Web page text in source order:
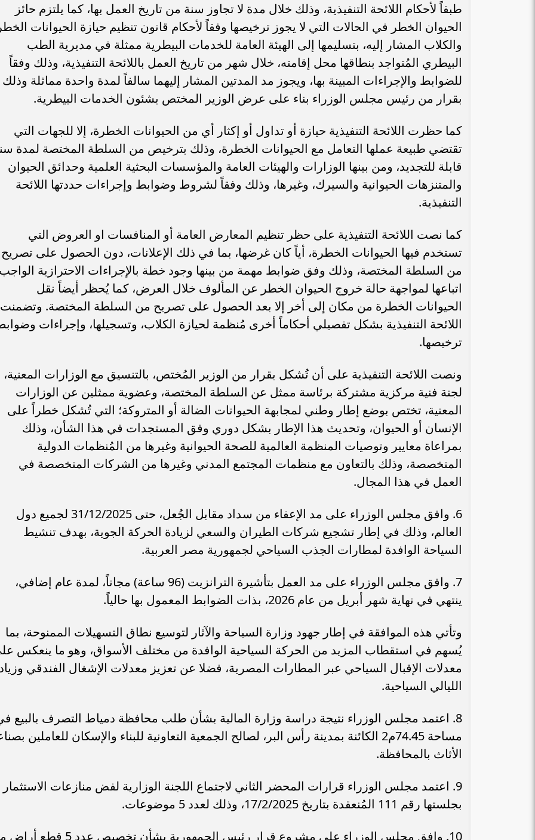
طبقاً لأحكام اللائحة التنفيذية، وذلك خلال مدة لا تجاوز سنة من تاريخ العمل بها، كما يلتزم حائز
الحيوان الخطر في الحالات التي لا يجوز ترخيصها وفقاً لأحكام قانون تنظيم حيازة الحيوانات
والكلاب المشار إليه، بتسليمها إلى الهيئة العامة للخدمات البيطرية ممثلة في مديرية الطب
البيطري المُتواجد بنطاقها محل إقامته، خلال شهر من تاريخ العمل باللائحة التنفيذية، وذلك وفقاً
للضوابط والإجراءات المبينة بها، ويجوز مد المدتين المشار إليهما سالفاً لمدة واحدة مماثلة وذلك
بقرار من رئيس مجلس الوزراء بناء على عرض الوزير المختص بشئون الخدمات البيطرية.
كما حظرت اللائحة التنفيذية حيازة أو تداول أو إكثار أي من الحيوانات الخطرة، إلا للجهات التي
تقتضي طبيعة عملها التعامل مع الحيوانات الخطرة، وذلك بترخيص من السلطة المختصة لمدة
قابلة للتجديد، ومن بينها الوزارات والهيئات العامة والمؤسسات البحثية العلمية وحدائق الحيوان
والمتنزهات الحيوانية والسيرك، وغيرها، وذلك وفقاً لشروط وضوابط وإجراءات حددتها اللائحة
التنفيذية.
كما نصت اللائحة التنفيذية على حظر تنظيم المعارض العامة أو المنافسات او العروض التي
تستخدم فيها الحيوانات الخطرة، أياً كان غرضها، بما في ذلك الإعلانات، دون الحصول على تصريح
من السلطة المختصة، وذلك وفق ضوابط مهمة من بينها وجود خطة بالإجراءات الاحترازية
اتباعها لمواجهة حالة خروج الحيوان الخطر عن المألوف خلال العرض، كما يُحظر أيضاً نقل
الحيوانات الخطرة من مكان إلى أخر إلا بعد الحصول على تصريح من السلطة المختصة. وتضمنت
اللائحة التنفيذية بشكل تفصيلي أحكاماً أخرى مُنظمة لحيازة الكلاب، وتسجيلها، وإجراءات
ترخيصها.
ونصت اللائحة التنفيذية على أن تُشكل بقرار من الوزير المُختص، بالتنسيق مع الوزارات المعنية،
لجنة فنية مركزية مشتركة برئاسة ممثل عن السلطة المختصة، وعضوية ممثلين عن الوزارات
المعنية، تختص بوضع إطار وطني لمجابهة الحيوانات الضالة أو المتروكة؛ التي تُشكل خطراً على
الإنسان أو الحيوان، وتحديث هذا الإطار بشكل دوري وفق المستجدات في هذا الشأن، وذلك
بمراعاة معايير وتوصيات المنظمة العالمية للصحة الحيوانية وغيرها من المُنظمات الدولية
المتخصصة، وذلك بالتعاون مع منظمات المجتمع المدني وغيرها من الشركات المتخصصة في
العمل في هذا المجال.
6. وافق مجلس الوزراء على مد الإعفاء من سداد مقابل الجُعل، حتى 31/12/2025 لجميع دول
العالم، وذلك في إطار تشجيع شركات الطيران والسعي لزيادة الحركة الجوية، بهدف تنشيط
السياحة الوافدة لمطارات الجذب السياحي لجمهورية مصر العربية.
7. وافق مجلس الوزراء على مد العمل بتأشيرة الترانزيت (96 ساعة) مجاناً، لمدة عام إضافي،
ينتهي في نهاية شهر أبريل من عام 2026، بذات الضوابط المعمول بها حالياً.
وتأتي هذه الموافقة في إطار جهود وزارة السياحة والآثار لتوسيع نطاق التسهيلات الممنوحة، بما
يُسهم في استقطاب المزيد من الحركة السياحية الوافدة من مختلف الأسواق، وهو ما ينعكس
معدلات الإقبال السياحي عبر المطارات المصرية، فضلا عن تعزيز معدلات الإشغال الفندقي
الليالي السياحية.
8. اعتمد مجلس الوزراء نتيجة دراسة وزارة المالية بشأن طلب محافظة دمياط التصرف بالبيع
مساحة 74.45م2 الكائنة بمدينة رأس البر، لصالح الجمعية التعاونية للبناء والإسكان للعاملين
الأثاث بالمحافظة.
9. اعتمد مجلس الوزراء قرارات المحضر الثاني لاجتماع اللجنة الوزارية لفض منازعات الاستثمار
بجلستها رقم 111 المُنعقدة بتاريخ 17/2/2025، وذلك لعدد 5 موضوعات.
10. وافق مجلس الوزراء على مشروع قرار رئيس الجمهورية بشأن تخصيص